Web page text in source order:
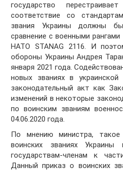
государство
соответствие со
звания Украины должны
сравнение с военными
НАТО STANAG 2116. И
обороны Украины Андрея
января 2021 года.
новых званиях в
законодательный акт как
изменений в некоторые
по воинским званиям
04.06.2020 года.
По мнению министра, такое
воинских званиях Украины
государствам-членам к
Данный приказ о воинских